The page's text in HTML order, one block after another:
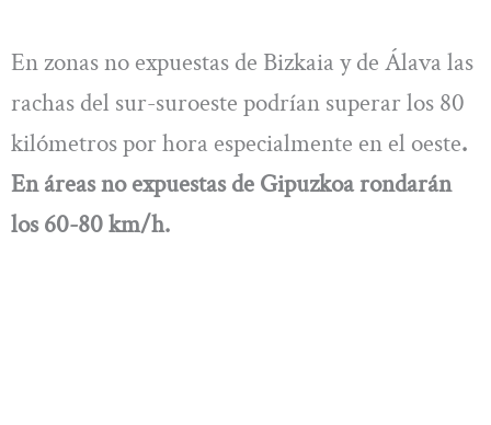
En zonas no expuestas de Bizkaia y de Álava las
rachas del sur-suroeste podrían superar los 80
kilómetros por hora especialmente en el oeste.
En áreas no expuestas de Gipuzkoa rondarán
los 60-80 km/h.